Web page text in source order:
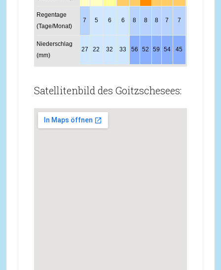
Regentage
(Tage/Monat)
7 5 6 6 8 8 8 7 7
Niederschlag
(mm)
27 22 32 33 56 52 59 54 45
Satellitenbild des Goitzschesees: